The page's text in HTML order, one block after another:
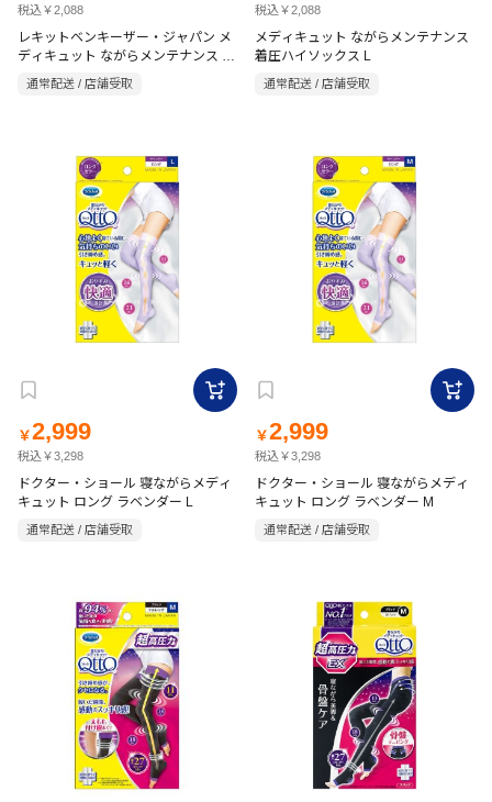
税込￥2,088
レキットベンキーザー・ジャパン メ
ディキュット ながらメンテナンス 着
圧ハイソックス M
通常配送 / 店舗受取
税込￥2,088
メディキュット ながらメンテナンス
着圧ハイソックス L
通常配送 / 店舗受取
￥2,999
税込￥3,298
ドクター・ショール 寝ながらメディ
キュット ロング ラベンダー L
通常配送 / 店舗受取
￥2,999
税込￥3,298
ドクター・ショール 寝ながらメディ
キュット ロング ラベンダー M
通常配送 / 店舗受取